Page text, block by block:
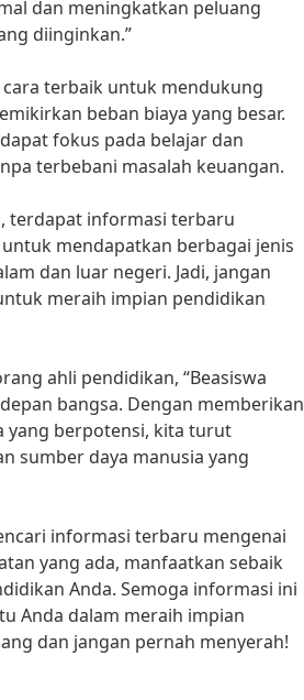
dan meningkatkan peluang
diinginkan.”
terbaik untuk mendukung
beban biaya yang besar.
fokus pada belajar dan
terbebani masalah keuangan.
terdapat informasi terbaru
mendapatkan berbagai jenis
dan luar negeri. Jadi, jangan
meraih impian pendidikan
ahli pendidikan, “Beasiswa
bangsa. Dengan memberikan
yang berpotensi, kita turut
sumber daya manusia yang
informasi terbaru mengenai
yang ada, manfaatkan sebaik
Anda. Semoga informasi ini
Anda dalam meraih impian
dan jangan pernah menyerah!